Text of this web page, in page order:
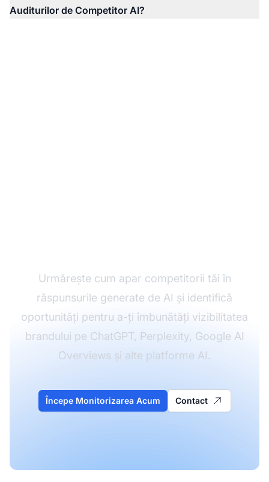
Auditurilor de Competitor AI?
Urmărește cum apar competitorii tăi în
răspunsurile generate de AI și identifică
oportunități pentru a-ți îmbunătăți vizibilitatea
brandului pe ChatGPT, Perplexity, Google AI
Overviews și alte platforme AI.
Începe Monitorizarea Acum Contact